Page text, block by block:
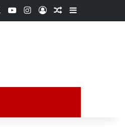
YouTubeInstagram
AccesoPublicación al
Barra lateral